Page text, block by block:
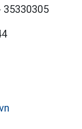
35330305